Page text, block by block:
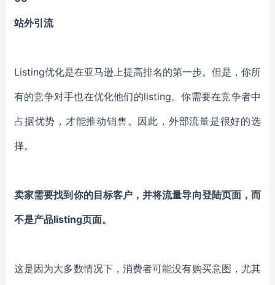
站外引流
Listing优化是在亚马逊上提高排名的第一步。但是，你所
有的竞争对手也在优化他们的listing。你需要在竞争者中
占据优势，才能推动销售。因此，外部流量是很好的选
择。
卖家需要找到你的目标客户，并将流量导向登陆页面，而
不是产品listing页面。
这是因为大多数情况下，消费者可能没有购买意图，尤其